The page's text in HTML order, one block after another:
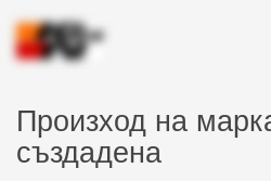
Произход на
създадена